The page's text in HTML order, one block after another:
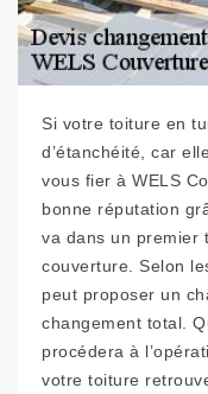
Si votre toiture en
d’étanchéité, car
vous fier à WELS
bonne réputation
va dans un premier
couverture. Selon
peut proposer un
changement total.
procédera à
votre toiture